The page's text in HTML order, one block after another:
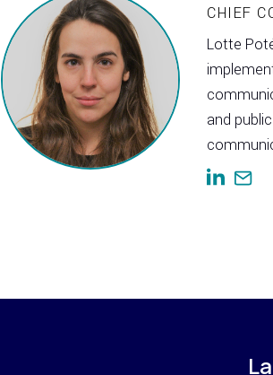
CHIEF
Lotte
and